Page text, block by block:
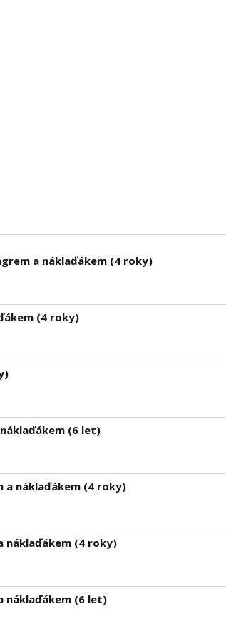
a náklaďákem (4 roky)
(4 roky)
(6 let)
náklaďákem (4 roky)
(4 roky)
náklaďákem (6 let)